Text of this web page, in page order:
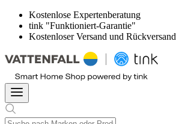
Kostenlose Expertenberatung
tink "Funktioniert-Garantie"
Kostenloser Versand und Rückversand